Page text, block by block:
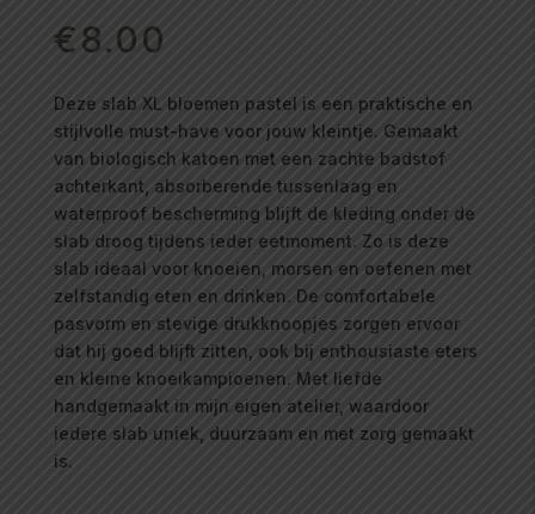
€8.00
Deze slab XL bloemen pastel is een praktische en
stijlvolle must-have voor jouw kleintje. Gemaakt
van biologisch katoen met een zachte badstof
achterkant, absorberende tussenlaag en
waterproof bescherming blijft de kleding onder de
slab droog tijdens ieder eetmoment. Zo is deze
slab ideaal voor knoeien, morsen en oefenen met
zelfstandig eten en drinken. De comfortabele
pasvorm en stevige drukknoopjes zorgen ervoor
dat hij goed blijft zitten, ook bij enthousiaste eters
en kleine knoeikampioenen. Met liefde
handgemaakt in mijn eigen atelier, waardoor
iedere slab uniek, duurzaam en met zorg gemaakt
is.